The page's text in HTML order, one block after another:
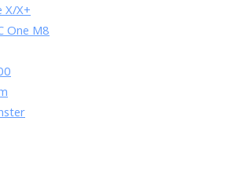
X/X+
One M8